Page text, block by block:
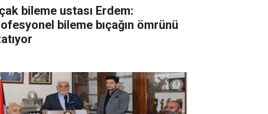
bileme ustası Erdem:
bileme bıçağın ömrünü